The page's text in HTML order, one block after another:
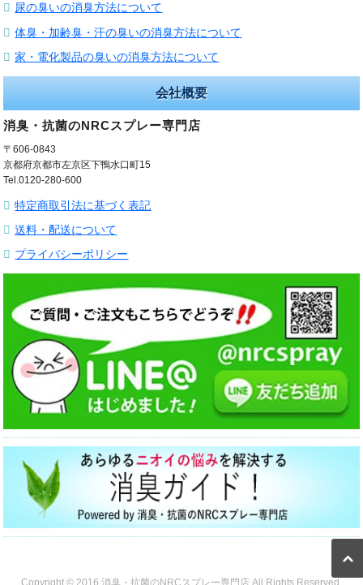
尿の臭いの消臭方法について
体臭・加齢臭・汗の臭いの消臭方法について
家・電化製品の臭いの消臭方法について
会社概要
消臭・抗菌のNRCスプレー専門店
〒606-0843
京都府京都市左京区下鴨水口町15
Tel.0120-280-600
特定商取引法に基づく表記
送料・配送について
プライバシーポリシー
Copyright © 2016 消臭・抗菌のNRCスプレー専門店 All Rights Reserved.